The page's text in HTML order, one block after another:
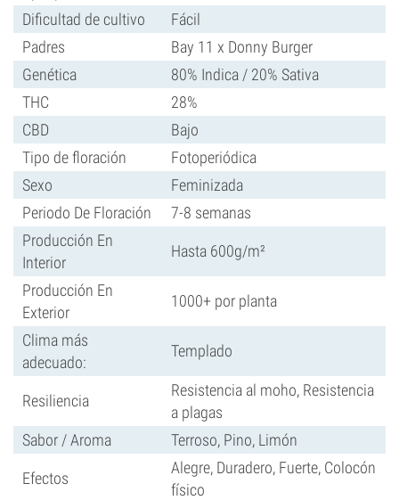
Dificultad de cultivo
Fácil
Padres
Bay 11 x Donny Burger
Genética
80% Indica / 20% Sativa
THC
28%
CBD
Bajo
Tipo de floración
Fotoperiódica
Sexo
Feminizada
Periodo De Floración
7-8 semanas
Producción En
Interior
Hasta 600g/m²
Producción En
Exterior
1000+ por planta
Clima más
adecuado:
Templado
Resiliencia
Resistencia al moho, Resistencia
a plagas
Sabor / Aroma
Terroso, Pino, Limón
Efectos
Alegre, Duradero, Fuerte, Colocón
físico